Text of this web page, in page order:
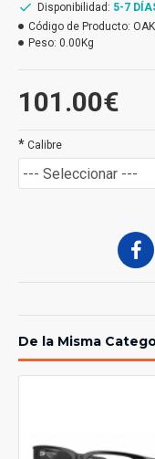
101.00€
Disponibilidad: 5-7
Código de Producto:
Peso: 0.00Kg
* Calibre
De la Misma